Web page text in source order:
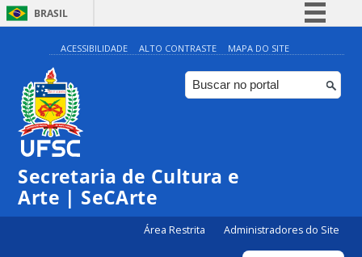
BRASIL
Simplifique!
Comunica BR
Participe
ACESSIBILIDADE ALTO CONTRASTE MAPA DO SITE
Secretaria de Cultura e
Arte | SeCArte
Área Restrita Administradores do Site
0:00
1:00